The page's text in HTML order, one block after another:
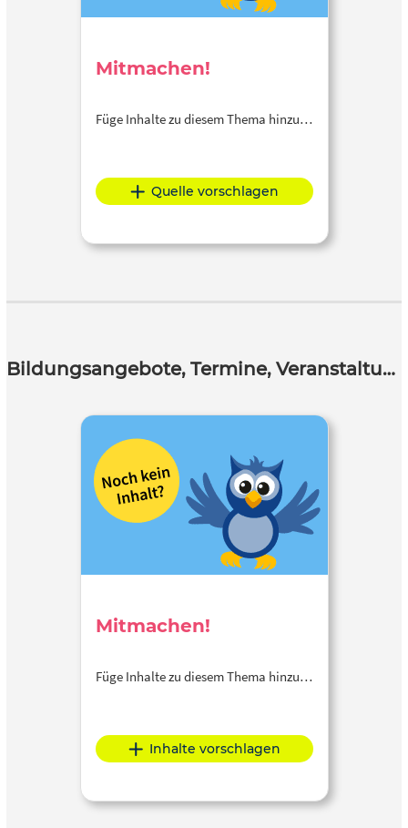
Mitmachen!
Füge Inhalte zu diesem Thema hinzu…
Quelle vorschlagen
Bildungsangebote, Termine, Veranstaltungen
Mitmachen!
Füge Inhalte zu diesem Thema hinzu…
Inhalte vorschlagen